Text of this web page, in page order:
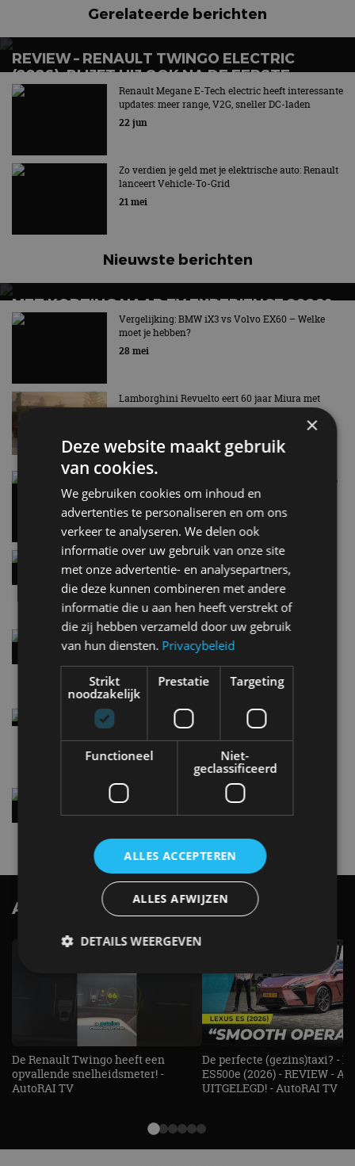
Gerelateerde berichten
REVIEW – RENAULT TWINGO ELECTRIC
(2026): BLIJFT HIJ OOK NA DE EERSTE
GLIMLACH LEUK?Renault Megane E-Tech electric heeft interessante
updates: meer range, V2G, sneller DC-laden
22 jun
Zo verdien je geld met je elektrische auto: Renault
lanceert Vehicle-To-Grid
21 mei
Nieuwste berichten
MET KORTING NAAR EV EXPERIENCE 2026?
AUTORAI REGELT HET!
EV Experience 2026 van 24 tot 26 september
Vergelijking: BMW iX3 vs Volvo EX60 – Welke
moet je hebben?
28 mei
Lamborghini Revuelto eert 60 jaar Miura met
speciale editie
Carbon fibre op je laadkabel: nergens voor nodig,
en precies daarom geweldig
5 aug
Hennessey Blackbird krijgt atmosferische V8 en
handbak: soms is eenvoud leuker
5 aug
Audi A2 e-Tron mikt op verbruik van 12,8 kWh
per 100 kilometer
4 aug
Elektrische Geely E2 (tijdelijk) net zo goedkoop
als een Renault Twingo
Vernieuwde Hyundai Ioniq 6 rijdt tot 680
AutoRAI.nl TV SUBSCRIBE
De Renault Twingo heeft een
opvallende snelheidsmeter! -
AutoRAI TV
De perfecte (gezins)taxi? -
ES500e (2026) - REVIEW -
UITGELEGD! - AutoRAI TV
×
Deze website maakt gebruik
van cookies.
We gebruiken cookies om inhoud en
advertenties te personaliseren en om ons
verkeer te analyseren. We delen ook
informatie over uw gebruik van onze site
met onze advertentie- en analysepartners,
die deze kunnen combineren met andere
informatie die u aan hen heeft verstrekt of
die zij hebben verzameld door uw gebruik
van hun diensten. Privacybeleid
Strikt
noodzakelijk
Prestatie Targeting
Functioneel
Niet-
geclassificeerd
ALLES ACCEPTEREN
ALLES AFWIJZEN
DETAILS WEERGEVEN
Strikt noodzakelijk
Targeting
Functioneel
Niet-geclassificeerd
Strikt noodzakelijke cookies maken de
kernfunctionaliteiten van de website mogelijk, zoals
gebruikersaanmelding en accountbeheer. De
website kan niet goed worden gebruikt zonder de
Aanbieder